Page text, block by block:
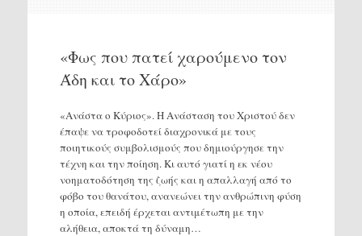
«Φως που πατεί χαρούμενο τον
Άδη και το Χάρο»
«Ανάστα ο Κύριος». Η Ανάσταση του Χριστού δεν
έπαψε να τροφοδοτεί διαχρονικά με τους
ποιητικούς συμβολισμούς που δημιούργησε την
τέχνη και την ποίηση. Κι αυτό γιατί η εκ νέου
νοηματοδότηση της ζωής και η απαλλαγή από το
φόβο του θανάτου, ανανεώνει την ανθρώπινη φύση
η οποία, επειδή έρχεται αντιμέτωπη με την
αλήθεια, αποκτά τη δύναμη…